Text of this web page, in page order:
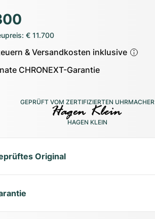
: € 11.700
& Versandkosten inklusive
CHRONEXT-Garantie
GEPRÜFT VOM ZERTIFIZIERTEN UHRMACHER
HAGEN KLEIN
Original